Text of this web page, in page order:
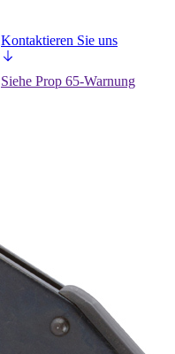
Kontaktieren Sie uns
Siehe Prop 65-Warnung